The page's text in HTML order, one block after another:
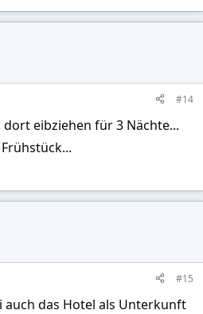
#14
eibziehen für 3 Nächte...
#15
auch das Hotel als Unterkunft